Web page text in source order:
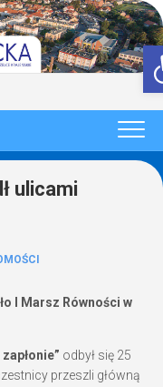
ulicami
I Marsz Równości w
odbył się 25
przeszli główną